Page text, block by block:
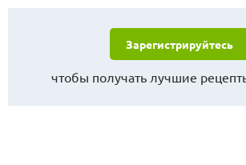
Зарегистрируйтесь
чтобы получать лучшие